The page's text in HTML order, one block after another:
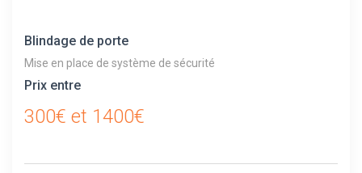
Blindage de porte
Mise en place de système de sécurité
Prix entre
300€ et 1400€